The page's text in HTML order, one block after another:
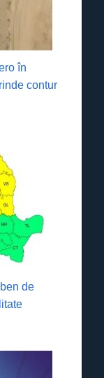
în
contur
de